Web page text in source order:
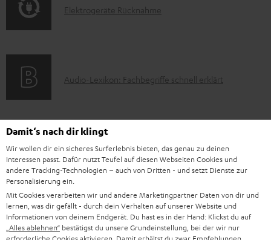
a
n
i
n
u
m
V
e
r
s
a
r
i
n
e
n
z
u
r
G
E
t
o
g
e
r
ä
t
e
Elektrogeräte Rücknahme
A
d
i
o
-
L
e
x
Audio-Lexikon: Fachbegriffe schnell erklärt
K
o
n
t
a
k
Persönliche Kaufberatung
+49 (0) 30 / 217 84 212
Mo – Fr 08:00 – 19:00 Uhr
Sa 09:00 – 17:30 Uhr
Sonn- und Feiertage geschlossen
Teufel Support
Häufige Fragen
Damit‘s nach dir klingt
Wir wollen dir ein sicheres Surferlebnis bieten, das genau zu deinen
Interessen passt. Dafür nutzt Teufel auf diesen Webseiten Cookies und
andere Tracking-Technologien – auch von Dritten - und setzt Dienste zur
Personalisierung ein.
Mit Cookies verarbeiten wir und andere Marketingpartner Daten von dir und
lernen, was dir gefällt - durch dein Verhalten auf unserer Website und
Informationen von deinem Endgerät. Du hast es in der Hand: Klickst du auf
„Alles ablehnen“ bestätigst du unsere Grundeinstellung, bei der wir nur